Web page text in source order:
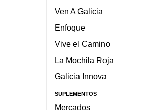
Ven A Galicia
Enfoque
Vive el Camino
La Mochila Roja
Galicia Innova
SUPLEMENTOS
Mercados